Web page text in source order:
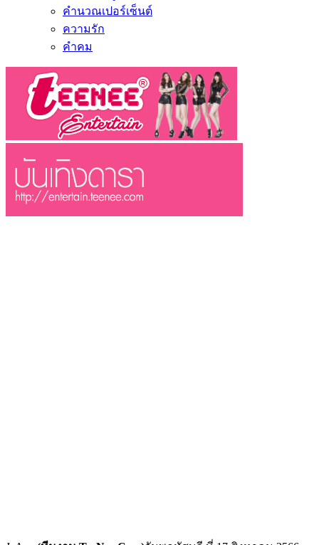
คำนวณเปอร์เซ็นต์
ความรัก
คำคม